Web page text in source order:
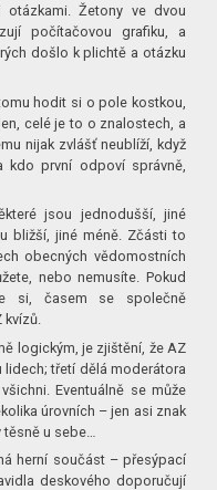
otázkami. Žetony ve dvou
počítačovou grafiku, a
došlo k plichtě a otázku
hodit si o pole kostkou,
celé je to o znalostech, a
nijak zvlášť neublíží, když
první odpoví správně,
jsou jednodušší, jiné
bližší, jiné méně. Zčásti to
obecných vědomostních
nebo nemusíte. Pokud
si, časem se společně
kvízů.
logickým, je zjištění, že AZ
lidech; třetí dělá moderátora
Eventuálně se může
úrovních – jen asi znak
u sebe…
herní součást – přesýpací
deskového doporučují